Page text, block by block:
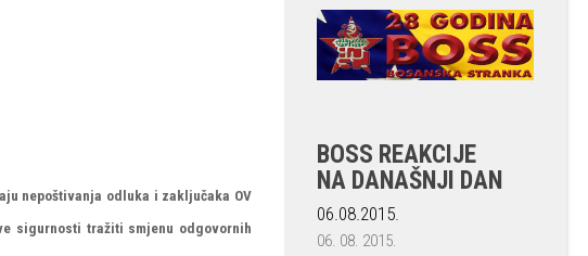
nepoštivanja odluka i zaključaka OV
sigurnosti tražiti smjenu odgovornih
BOSS REAKCIJE
NA DANAŠNJI DAN
06.08.2015.
06. 08. 2015.